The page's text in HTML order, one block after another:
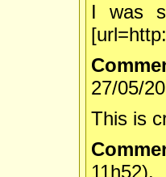
I was
27/05/
This is
11h52).